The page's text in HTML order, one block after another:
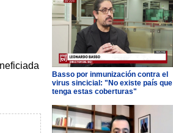
Basso por inmunización contra el
virus sincicial: "No existe país que
tenga estas coberturas"